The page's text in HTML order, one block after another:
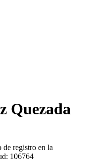
Quezada
registro en la
106764